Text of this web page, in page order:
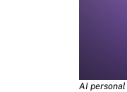
AI